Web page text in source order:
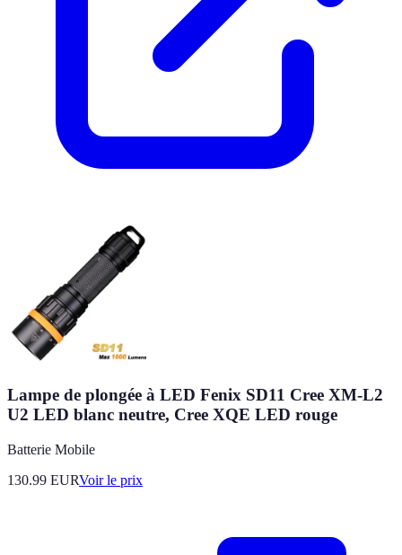
Lampe de plongée à LED Fenix SD11 Cree XM-L2
U2 LED blanc neutre, Cree XQE LED rouge
Batterie Mobile
130.99 EURVoir le prix